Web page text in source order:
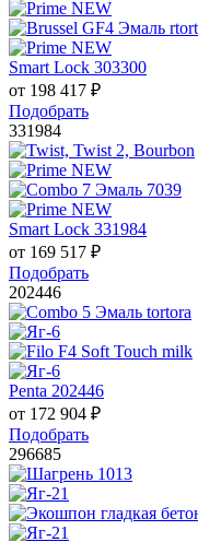
Smart Lock 303300
от 198 417 ₽
Подобрать
331984
Smart Lock 331984
от 169 517 ₽
Подобрать
202446
Penta 202446
от 172 904 ₽
Подобрать
296685